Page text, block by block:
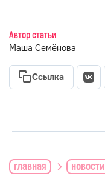
Автор статьи
Маша Семёнова
Ссылка
главная